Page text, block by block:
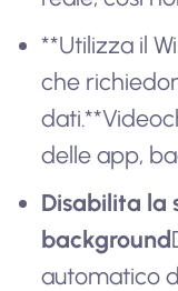
**Utilizza il
che
delle app,
Disabilita la
background
automatico